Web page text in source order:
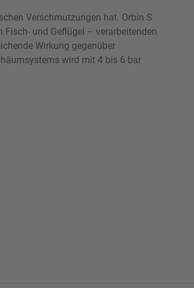
Verschmutzungen hat. Orbin S
und Geflügel – verarbeitenden
Wirkung gegenüber
wird mit 4 bis 6 bar